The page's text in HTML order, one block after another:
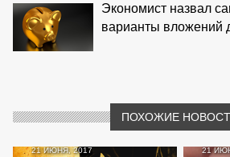
Экономист назвал
варианты вложений
ПОХОЖИЕ
21 ИЮНЯ, 2017 21